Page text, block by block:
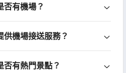
否有機場？
機場接送服務？
有熱門景點？